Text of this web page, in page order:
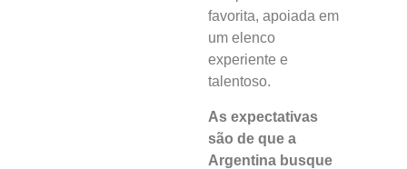
favorita, apoiada em
um elenco
experiente e
talentoso.
As expectativas
são de que a
Argentina busque